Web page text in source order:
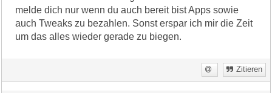
melde dich nur wenn du auch bereit bist Apps sowie
auch Tweaks zu bezahlen. Sonst erspar ich mir die Zeit
um das alles wieder gerade zu biegen.
Zitieren